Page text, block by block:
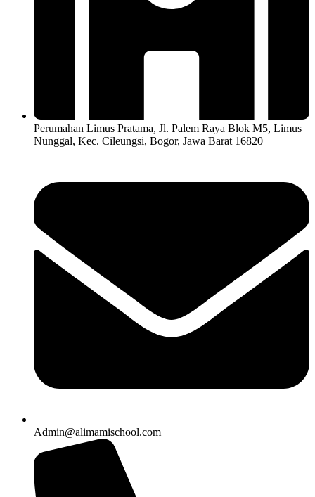
Perumahan Limus Pratama, Jl. Palem Raya Blok M5, Limus
Nunggal, Kec. Cileungsi, Bogor, Jawa Barat 16820
Admin@alimamischool.com